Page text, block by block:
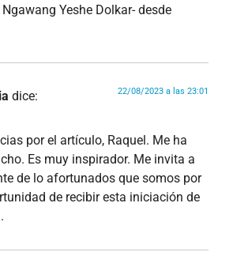
Yeshe Dolkar- desde
dice: 22/08/2023 a las 23:01
por el artículo, Raquel. Me ha
Es muy inspirador. Me invita a
de lo afortunados que somos por
de recibir esta iniciación de